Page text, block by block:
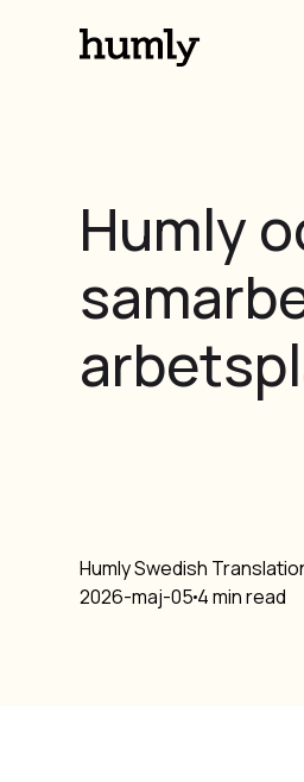
Humly
Humly Swedish
2026-maj-054 min read